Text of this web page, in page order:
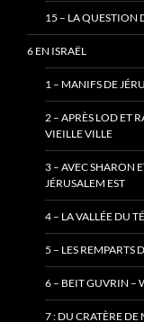
15 – LA QUESTION
6 EN ISRAËL
1 – MANIFS DE
2 – APRÈS LOD ET
VIEILLE VILLE
3 – AVEC SHARON
JÉRUSALEM EST
4 – LA VALLÉE DU
5 – LES REMPARTS
6 – BEIT GUVRIN –
7 : DU CRATÈRE